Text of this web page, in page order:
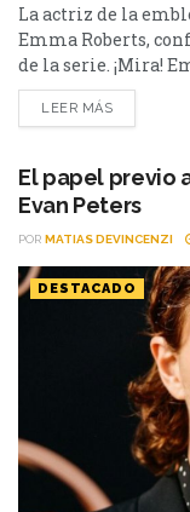
La actriz de la
Emma Roberts,
de la serie. ¡Mira!
American Horror
protagonismo a lo
regreso. Además, la
LEER MÁS
El papel previo
Evan Peters
POR MATIAS DEVINCENZI
DESTACADO